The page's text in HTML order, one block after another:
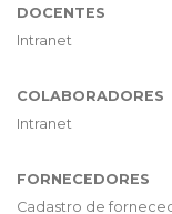
DOCENTES
Intranet
COLABORADORES
Intranet
FORNECEDORES
Cadastro de